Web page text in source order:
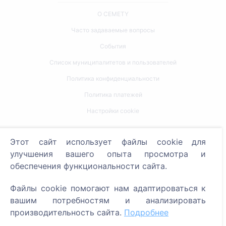
О CEMETY
Часто задаваемые вопросы
События
Список муниципалитетов и пользователей
Политика конфиденциальности
Политика платежей
Настройки cookie
Поиск усопших
Поиск кладбищ
Услуги
Контакты
Этот сайт использует файлы cookie для
улучшения вашего опыта просмотра и
обеспечения функциональности сайта.
Файлы cookie помогают нам адаптироваться к
вашим потребностям и анализировать
производительность сайта. Подробнее